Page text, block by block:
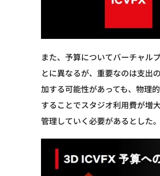
また、予算についてバーチャル
とに異なるが、重要なのは支出
加する可能性があっても、物理
することでスタジオ利用費が増
管理していく必要があるとした。